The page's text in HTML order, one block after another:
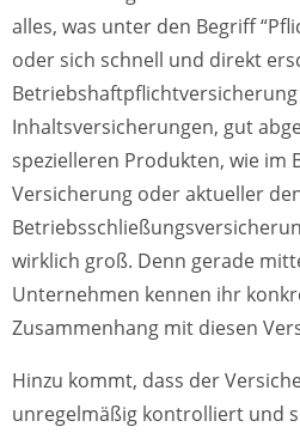
alles, was unter den Begriff
oder sich schnell und direkt
Inhaltsversicherungen, gut
spezielleren Produkten, wie im
Versicherung oder aktueller
wirklich groß. Denn gerade
Unternehmen kennen ihr
Zusammenhang mit diesen
Hinzu kommt, dass der
unregelmäßig kontrolliert und